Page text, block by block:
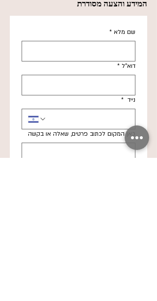
המידע והצעה מסודרת
שם מלא *
דוא"ל *
נייד *
כאן המקום לכתוב פרטים, שאלה או בקשה